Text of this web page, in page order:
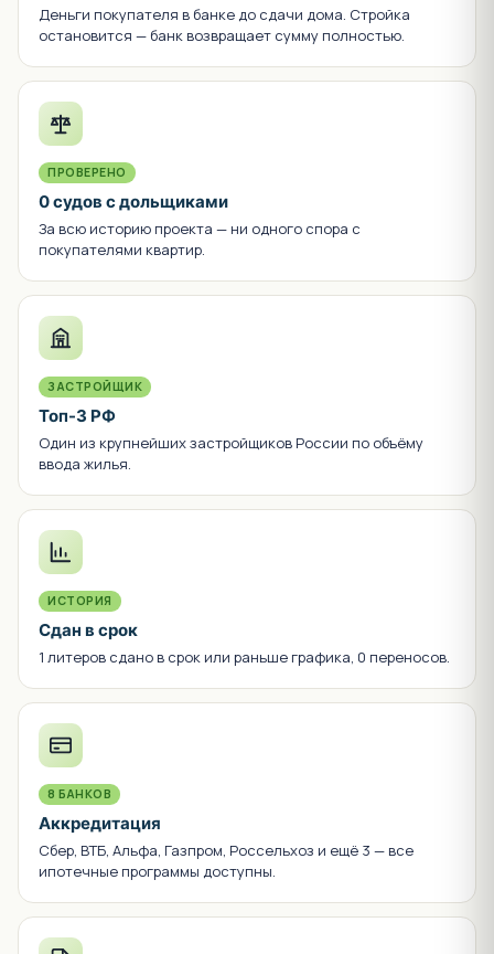
Деньги покупателя в банке до сдачи дома. Стройка
остановится — банк возвращает сумму полностью.
ПРОВЕРЕНО
0 судов с дольщиками
За всю историю проекта — ни одного спора с
покупателями квартир.
ЗАСТРОЙЩИК
Топ-3 РФ
Один из крупнейших застройщиков России по объёму
ввода жилья.
ИСТОРИЯ
Сдан в срок
1 литеров сдано в срок или раньше графика, 0 переносов.
8 БАНКОВ
Аккредитация
Сбер, ВТБ, Альфа, Газпром, Россельхоз и ещё 3 — все
ипотечные программы доступны.